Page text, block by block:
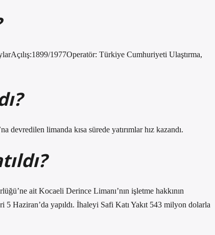
1977Operatör: Türkiye Cumhuriyeti Ulaştırma,
devredilen limanda kısa sürede yatırımlar hız kazandı.
ait Kocaeli Derince Limanı’nın işletme hakkının
Haziran’da yapıldı. İhaleyi Safi Katı Yakıt 543 milyon dolarla